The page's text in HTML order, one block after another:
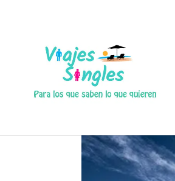
Malaga